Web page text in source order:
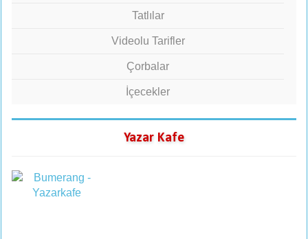
Tatlılar
Videolu Tarifler
Çorbalar
İçecekler
Yazar Kafe